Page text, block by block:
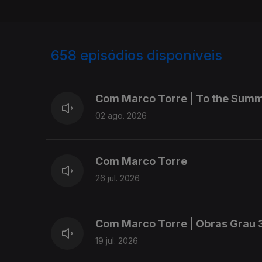
658 episódios disponíveis
Com Marco Torre | To the
02 ago. 2026
Com Marco Torre
26 jul. 2026
Com Marco Torre | Obras Grau
19 jul. 2026